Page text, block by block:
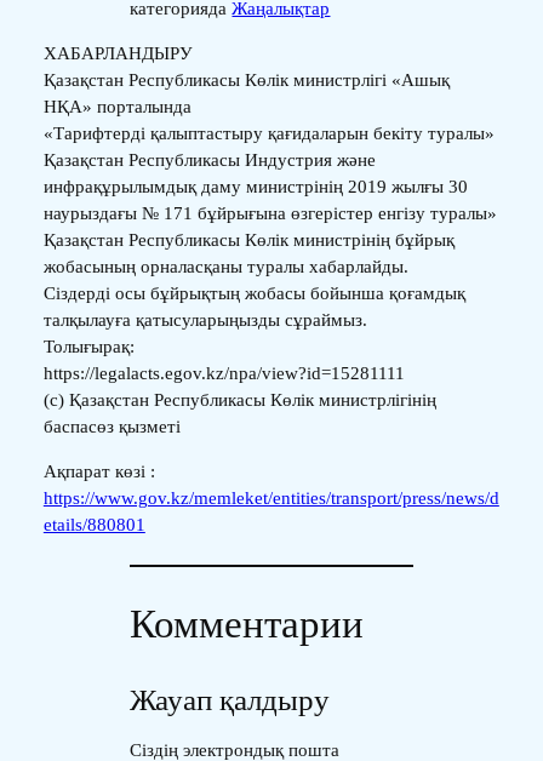
категориядаЖаңалықтар
ХАБАРЛАНДЫРУ
Қазақстан Республикасы Көлік министрлігі «Ашық
НҚА» порталында
«Тарифтерді қалыптастыру қағидаларын бекіту туралы»
Қазақстан Республикасы Индустрия және
инфрақұрылымдық даму министрінің 2019 жылғы 30
наурыздағы № 171 бұйрығына өзгерістер енгізу туралы»
Қазақстан Республикасы Көлік министрінің бұйрық
жобасының орналасқаны туралы хабарлайды.
Сіздерді осы бұйрықтың жобасы бойынша қоғамдық
талқылауға қатысуларыңызды сұраймыз.
Толығырақ:
https://legalacts.egov.kz/npa/view?id=15281111
(с) Қазақстан Республикасы Көлік министрлігінің
баспасөз қызметі
Ақпарат көзі :
https://www.gov.kz/memleket/entities/transport/press/news/d
etails/880801
Комментарии
Жауап қалдыру
Сіздің электрондық пошта